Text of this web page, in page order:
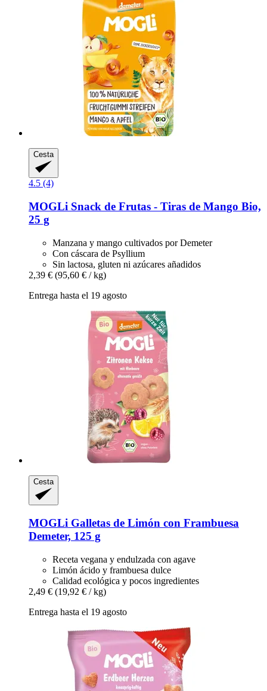
Cesta
4.5 (4)
MOGLi Snack de Frutas -​ Tiras de Mango Bio,
25 g
Manzana y mango cultivados por Demeter
Con cáscara de Psyllium
Sin lactosa, gluten ni azúcares añadidos
2,39 € (95,60 € / kg)
Entrega hasta el 19 agosto
Cesta
MOGLi Galletas de Limón con Frambuesa
Demeter, 125 g
Receta vegana y endulzada con agave
Limón ácido y frambuesa dulce
Calidad ecológica y pocos ingredientes
2,49 € (19,92 € / kg)
Entrega hasta el 19 agosto